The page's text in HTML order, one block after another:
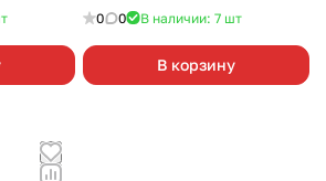
0 0 В наличии: 7 шт
В корзину